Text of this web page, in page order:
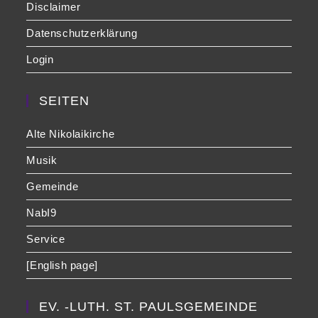
Disclaimer
Datenschutzerklärung
Login
SEITEN
Alte Nikolaikirche
Musik
Gemeinde
NabI9
Service
[English page]
EV. -LUTH. ST. PAULSGEMEINDE